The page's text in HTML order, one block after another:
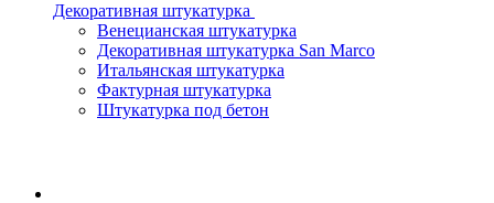
Декоративная штукатурка
Венецианская штукатурка
Декоративная штукатурка San Marco
Итальянская штукатурка
Фактурная штукатурка
Штукатурка под бетон